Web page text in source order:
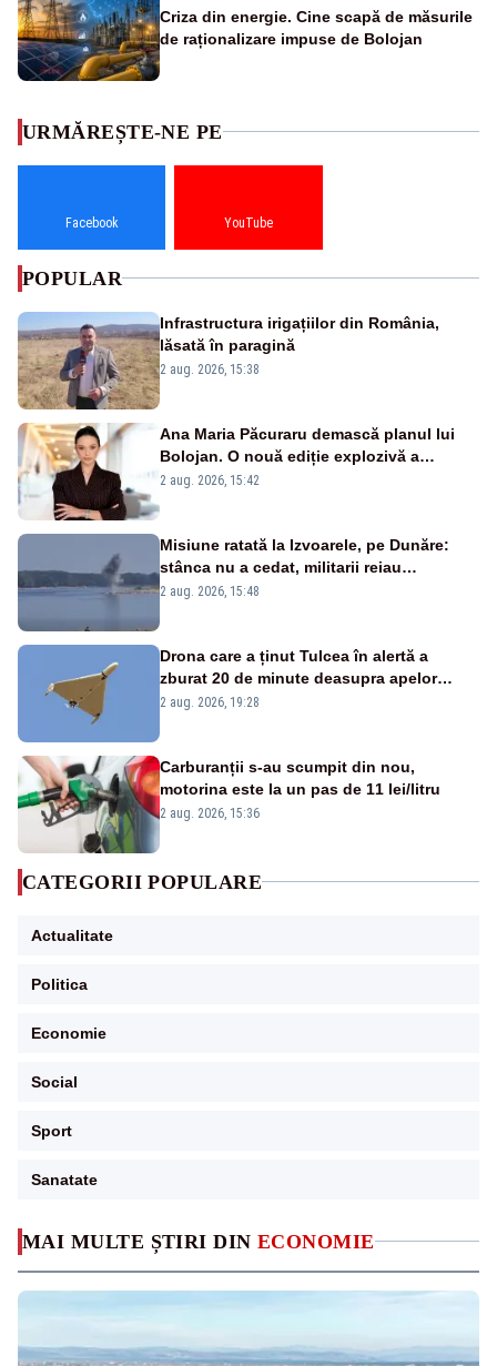
Criza din energie. Cine scapă de măsurile
de raționalizare impuse de Bolojan
MAI MULTE ȘTIRI DIN ECONOMIE
URMĂREȘTE-NE PE
Facebook YouTube
POPULAR
Infrastructura irigațiilor din România,
lăsată în paragină
2 aug. 2026, 15:38
Ana Maria Păcuraru demască planul lui
Bolojan. O nouă ediție explozivă a
emisiunii „Miza Zilei” la Realitatea PLUS
2 aug. 2026, 15:42
Misiune ratată la Izvoarele, pe Dunăre:
stânca nu a cedat, militarii reiau
detonările luni – VIDEO
2 aug. 2026, 15:48
Drona care a ținut Tulcea în alertă a
zburat 20 de minute deasupra apelor
României. Au fost ridicate două F-16
2 aug. 2026, 19:28
Carburanții s-au scumpit din nou,
motorina este la un pas de 11 lei/litru
2 aug. 2026, 15:36
CATEGORII POPULARE
Actualitate
Politica
Economie
Social
Sport
Sanatate